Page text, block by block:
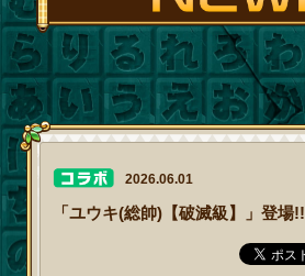
2026.06.01
「ユウキ(総帥)【破滅級】」登場!!